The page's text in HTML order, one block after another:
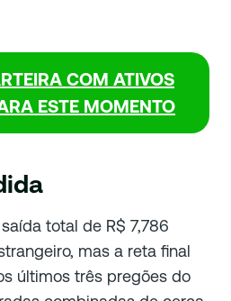
COM ATIVOS
ESTE MOMENTO
total de R$ 7,786
mas a reta final
últimos três pregões do